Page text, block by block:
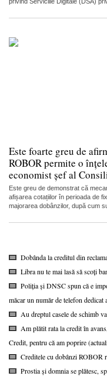
Este foarte greu de
ROBOR permite o
economist șef al
Este greu de demonstrat că
afișarea cotațiilor în perioada de
majorarea dobânzilor, după cum
Dobânda la creditul din
Libra nu te mai lasă să scoți
Poliția și DNSC spun că e
măcar un număr de telefon dedicat
Au dreptul casele de schimb
Am plătit rata la credit în
Credit, pentru că am poprire
Creditele cu dobânzi
Prostia și domnia se plătesc,